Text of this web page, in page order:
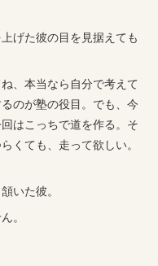
げた彼の目を見据えても
、本当なら自分で考えて
のが塾の役目。でも、今
はこっちで道を作る。そ
くても、走って欲しい。
いた彼。
。